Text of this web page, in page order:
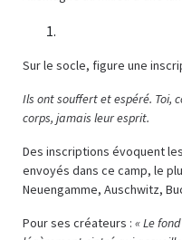
Sur le socle, figure une
Ils ont souffert et espéré. Toi,
corps, jamais leur esprit.
Des inscriptions évoquent
envoyés dans ce camp, le
Neuengamme, Auschwitz,
Pour ses créateurs : « Le